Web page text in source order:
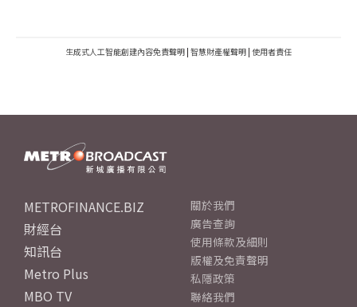
生成式人工智能創建內容免責聲明 | 智慧財產權聲明 | 使用者責任
METROFINANCE.BIZ
財經台
知訊台
Metro Plus
MBO TV
關於我們
廣告查詢
使用條款及細則
版權及免責聲明
私隱政策
聯絡我們